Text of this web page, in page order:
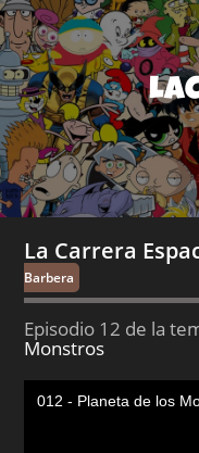
La Carrera
Barbera
Episodio 12 de la
Monstros